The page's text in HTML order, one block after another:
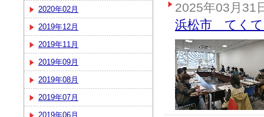
2020年02月
2019年12月
2019年11月
2019年09月
2019年08月
2019年07月
2019年06月
2025年03月31
浜松市 てく